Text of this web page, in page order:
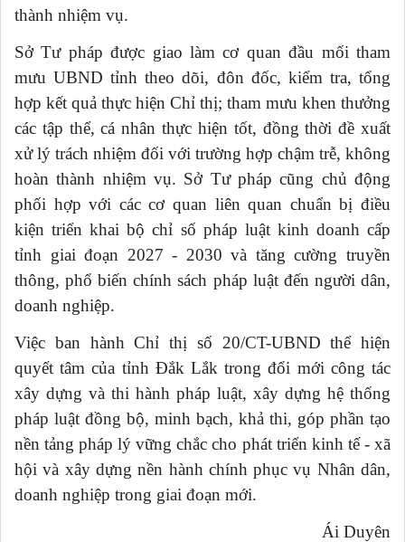
thành nhiệm vụ.
Sở Tư pháp được giao làm cơ quan đầu mối tham
mưu UBND tỉnh theo dõi, đôn đốc, kiểm tra, tổng
hợp kết quả thực hiện Chỉ thị; tham mưu khen thưởng
các tập thể, cá nhân thực hiện tốt, đồng thời đề xuất
xử lý trách nhiệm đối với trường hợp chậm trễ, không
hoàn thành nhiệm vụ. Sở Tư pháp cũng chủ động
phối hợp với các cơ quan liên quan chuẩn bị điều
kiện triển khai bộ chỉ số pháp luật kinh doanh cấp
tỉnh giai đoạn 2027 - 2030 và tăng cường truyền
thông, phổ biến chính sách pháp luật đến người dân,
doanh nghiệp.
Việc ban hành Chỉ thị số 20/CT-UBND thể hiện
quyết tâm của tỉnh Đắk Lắk trong đổi mới công tác
xây dựng và thi hành pháp luật, xây dựng hệ thống
pháp luật đồng bộ, minh bạch, khả thi, góp phần tạo
nền tảng pháp lý vững chắc cho phát triển kinh tế - xã
hội và xây dựng nền hành chính phục vụ Nhân dân,
doanh nghiệp trong giai đoạn mới.
Ái Duyên